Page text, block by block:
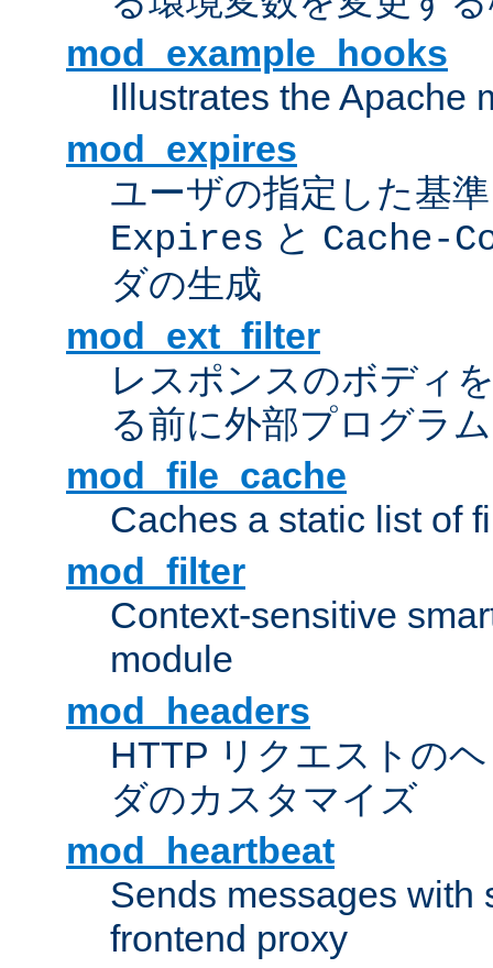
mod_example_hooks
Illustrates the Apache
mod_expires
ユーザの指定した基
Expires と Cache-
ダの生成
mod_ext_filter
レスポンスのボディ
る前に外部プログラ
mod_file_cache
Caches a static list of
mod_filter
Context-sensitive
module
mod_headers
HTTP リクエストの
ダのカスタマイズ
mod_heartbeat
Sends messages with
frontend proxy